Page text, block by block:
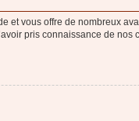
et vous offre de nombreux
pris connaissance de